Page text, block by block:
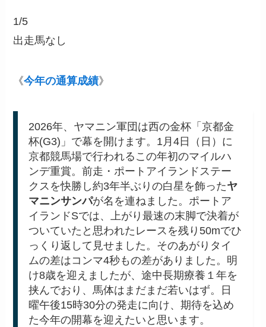
1/5
出走馬なし
《今年の通算成績》
2026年、ヤマニン軍団は西の金杯「京都金
杯(G3)」で幕を開けます。1月4日（日）に
京都競馬場で行われるこの年初のマイルハ
ンデ重賞。前走・ポートアイランドステー
クスを快勝し約3年半ぶりの白星を飾ったヤ
マニンサンパが名を連ねました。ポートア
イランドSでは、上がり最速の末脚で決着が
ついていたと思われたレースを残り50mでひ
っくり返して見せました。そのあがりタイ
ムの差はコンマ4秒もの差がありました。明
け8歳を迎えましたが、途中長期療養１年を
挟んでおり、馬体はまだまだ若いはず。日
曜午後15時30分の発走に向け、期待を込め
た今年の開幕を迎えたいと思います。